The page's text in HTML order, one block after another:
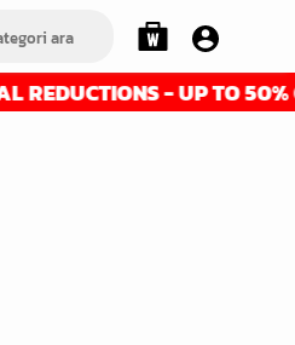
- UP TO 50% OFF -